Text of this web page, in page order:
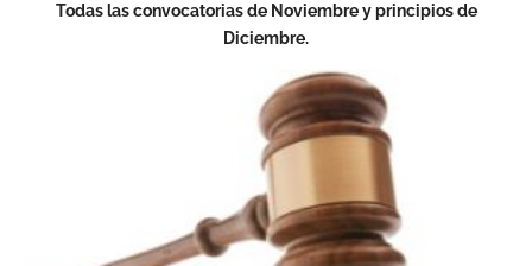
Todas las convocatorias de Noviembre y principios de
Diciembre.